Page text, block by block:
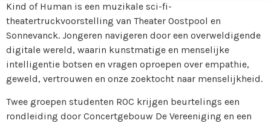
Kind of Human is een muzikale sci-fi-
theatertruckvoorstelling van Theater Oostpool en
Sonnevanck. Jongeren navigeren door een overweldigende
digitale wereld, waarin kunstmatige en menselijke
intelligentie botsen en vragen oproepen over empathie,
geweld, vertrouwen en onze zoektocht naar menselijkheid.
Twee groepen studenten ROC krijgen beurtelings een
rondleiding door Concertgebouw De Vereeniging en een